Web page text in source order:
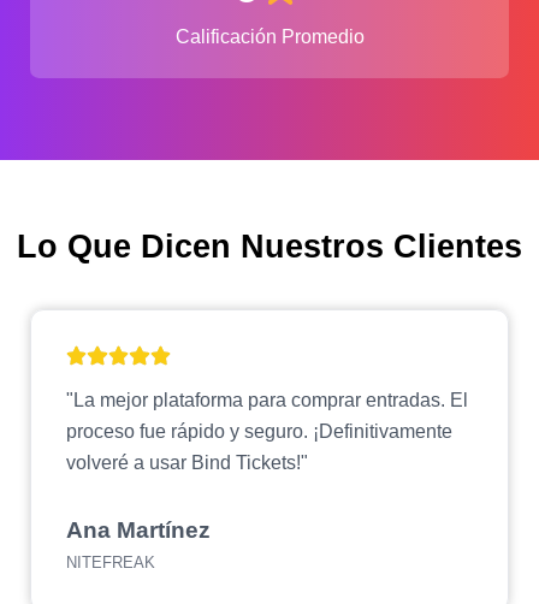
Calificación Promedio
Lo Que Dicen Nuestros Clientes
"La mejor plataforma para comprar entradas. El
proceso fue rápido y seguro. ¡Definitivamente
volveré a usar Bind Tickets!"
Ana Martínez
NITEFREAK